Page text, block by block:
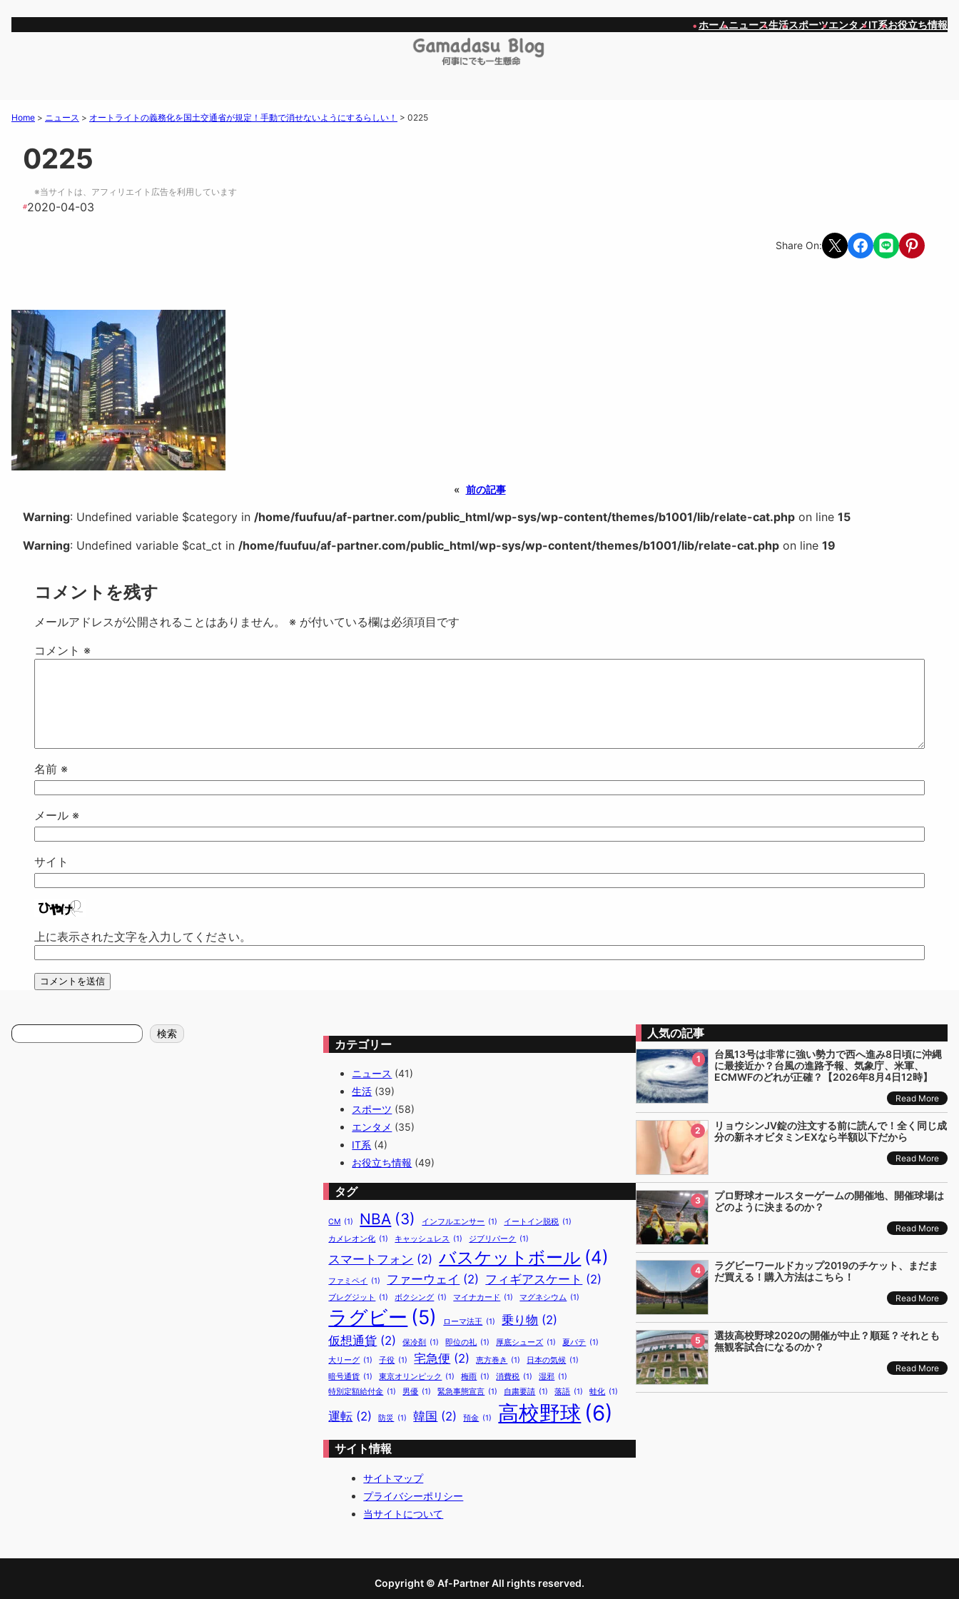
ホームニュース生活スポーツエンタメIT系お役立ち情報
Home > ニュース > オートライトの義務化を国土交通省が規定！手動で消せないようにするらしい！ > 0225
0225
※当サイトは、アフィリエイト広告を利用しています
#2020-04-03
Share On: Share on X Share on Facebook
Share on LINEShare on
« 前の記事
Warning: Undefined variable $category in /home/fuufuu/af-partner.com/public_html/wp-sys/wp-content/themes/b1001/lib/relate-cat.php on line 15
Warning: Undefined variable $cat_ct in /home/fuufuu/af-partner.com/public_html/wp-sys/wp-content/themes/b1001/lib/relate-cat.php on line 19
コメントを残す
メールアドレスが公開されることはありません。 ※ が付いている欄は必須項目です
コメント ※
名前 ※
メール ※
サイト
上に表示された文字を入力してください。
検
索
検索
カテゴリー
ニュース (41)
生活 (39)
スポーツ (58)
エンタメ (35)
IT系 (4)
お役立ち情報 (49)
タグ
CM (1) NBA (3) インフルエンサー (1) イートイン脱税 (1)
カメレオン化 (1) キャッシュレス (1) ジブリパーク (1)
スマートフォン (2) バスケットボール (4)
ファミペイ (1) ファーウェイ (2) フィギアスケート (2)
ブレグジット (1) ボクシング (1) マイナカード (1) マグネシウム (1)
ラグビー (5) ローマ法王 (1) 乗り物 (2)
仮想通貨 (2) 保冷剤 (1) 即位の礼 (1) 厚底シューズ (1) 夏バテ (1)
大リーグ (1) 子役 (1) 宅急便 (2) 恵方巻き (1) 日本の気候 (1)
暗号通貨 (1) 東京オリンピック (1) 梅雨 (1) 消費税 (1) 湿邪 (1)
特別定額給付金 (1) 男優 (1) 緊急事態宣言 (1) 自粛要請 (1) 落語 (1) 蛙化 (1)
運転 (2) 防災 (1) 韓国 (2) 預金 (1) 高校野球 (6)
サイト情報
サイトマップ
プライバシーポリシー
当サイトについて
人気の記事
1
台風13号は非常に強い勢力で西へ進み8日頃に沖縄
に最接近か？台風の進路予報、気象庁、米軍、
ECMWFのどれが正確？【2026年8月4日12時】
Read More
2
リョウシンJV錠の注文する前に読んで！全く同じ成
分の新ネオビタミンEXなら半額以下だから
Read More
3
プロ野球オールスターゲームの開催地、開催球場は
どのように決まるのか？
Read More
4
ラグビーワールドカップ2019のチケット、まだま
だ買える！購入方法はこちら！
Read More
5
選抜高校野球2020の開催が中止？順延？それとも
無観客試合になるのか？
Read More
Copyright © Af-Partner All rights reserved.